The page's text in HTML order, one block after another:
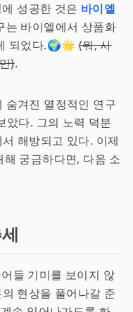
성공한 것은 바이엘
는 바이엘에서 상품화
되었다.🌍🌟(뭐, 사
).
숨겨진 열정적인 연구
다. 그의 노력 덕분
해방되고 있다. 이제
궁금하다면, 다음 소
들 기미를 보이지 않
현상을 풀어나갈 준